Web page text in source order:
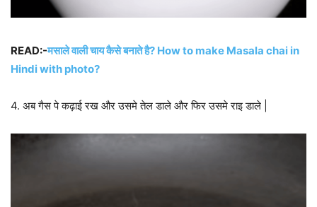
READ:-मसाले वाली चाय कैसे बनाते है? How to make Masala chai in
Hindi with photo?
4. अब गैस पे कढ़ाई रख और उसमे तेल डाले और फिर उसमे राइ डाले |